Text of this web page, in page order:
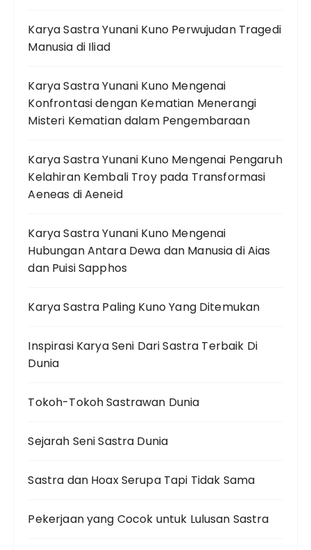
Karya Sastra Yunani Kuno Perwujudan Tragedi
Manusia di Iliad
Karya Sastra Yunani Kuno Mengenai
Konfrontasi dengan Kematian Menerangi
Misteri Kematian dalam Pengembaraan
Karya Sastra Yunani Kuno Mengenai Pengaruh
Kelahiran Kembali Troy pada Transformasi
Aeneas di Aeneid
Karya Sastra Yunani Kuno Mengenai
Hubungan Antara Dewa dan Manusia di Aias
dan Puisi Sapphos
Karya Sastra Paling Kuno Yang Ditemukan
Inspirasi Karya Seni Dari Sastra Terbaik Di
Dunia
Tokoh-Tokoh Sastrawan Dunia
Sejarah Seni Sastra Dunia
Sastra dan Hoax Serupa Tapi Tidak Sama
Pekerjaan yang Cocok untuk Lulusan Sastra